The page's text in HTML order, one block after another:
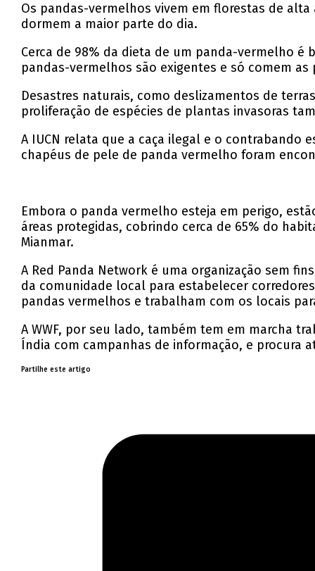
Os pandas-vermelhos vivem em florestas de
dormem a maior parte do dia.
Cerca de 98% da dieta de um panda-vermelho
pandas-vermelhos são exigentes e só comem
Desastres naturais, como deslizamentos de
proliferação de espécies de plantas invasoras
A IUCN relata que a caça ilegal e o contrabando
chapéus de pele de panda vermelho foram
Embora o panda vermelho esteja em perigo,
áreas protegidas, cobrindo cerca de 65% do
Mianmar.
A Red Panda Network é uma organização sem
da comunidade local para estabelecer
pandas vermelhos e trabalham com os locais
A WWF, por seu lado, também tem em marcha
Índia com campanhas de informação, e
Partilhe este artigo